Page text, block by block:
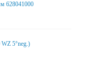
628041000
5°neg.)